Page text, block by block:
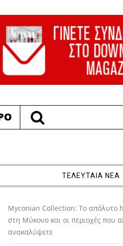
ΤΕΛΕΥΤΑΙΑ ΝΕΑ
Myconian Collection: Το απόλυτο
στη Μύκονο και οι περιοχές που
ανακαλύψετε